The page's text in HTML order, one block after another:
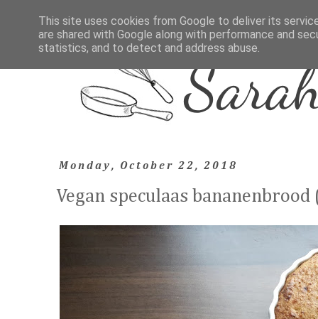
Monday, October 22, 2018
Vegan speculaas
This site uses cookies from Google to deliver its
are shared with Google along with performance and
statistics, and to detect and address abuse.